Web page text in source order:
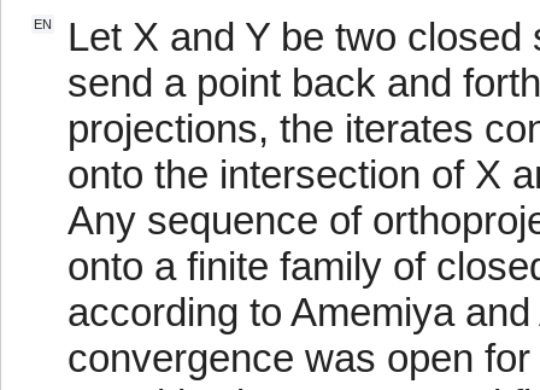
EN
Let X and Y be two
send a point back and
projections, the iterates
onto the intersection of X
Any sequence of
onto a finite family of
according to Amemiya
convergence was open